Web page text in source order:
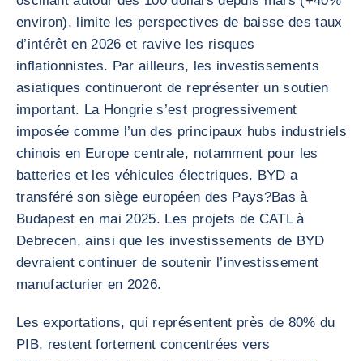
environ), limite les perspectives de baisse des taux
d’intérêt en 2026 et ravive les risques
inflationnistes. Par ailleurs, les investissements
asiatiques continueront de représenter un soutien
important. La Hongrie s’est progressivement
imposée comme l’un des principaux hubs industriels
chinois en Europe centrale, notamment pour les
batteries et les véhicules électriques. BYD a
transféré son siège européen des Pays?Bas à
Budapest en mai 2025. Les projets de CATL à
Debrecen, ainsi que les investissements de BYD
devraient continuer de soutenir l’investissement
manufacturier en 2026.
Les exportations, qui représentent près de 80% du
PIB, restent fortement concentrées vers